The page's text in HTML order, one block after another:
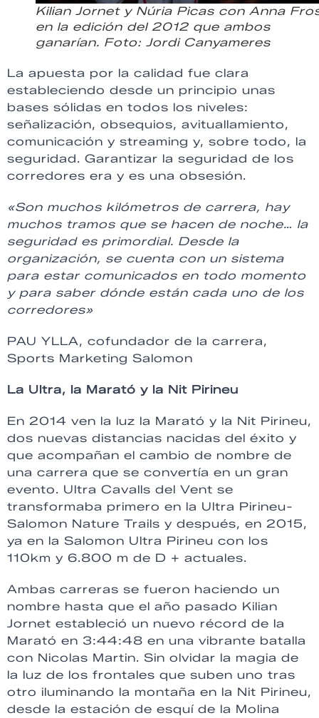
Kilian Jornet y Núria Picas con Anna
en la edición del 2012 que ambos
ganarían. Foto: Jordi Canyameres
La apuesta por la calidad fue clara
estableciendo desde un principio unas
bases sólidas en todos los niveles:
señalización, obsequios, avituallamiento,
comunicación y streaming y, sobre todo, la
seguridad. Garantizar la seguridad de los
corredores era y es una obsesión.
«Son muchos kilómetros de carrera, hay
muchos tramos que se hacen de noche… la
seguridad es primordial. Desde la
organización, se cuenta con un sistema
para estar comunicados en todo momento
y para saber dónde están cada uno de los
corredores»
PAU YLLA, cofundador de la carrera,
Sports Marketing Salomon
La Ultra, la Marató y la Nit Pirineu
En 2014 ven la luz la Marató y la Nit Pirineu,
dos nuevas distancias nacidas del éxito y
que acompañan el cambio de nombre de
una carrera que se convertía en un gran
evento. Ultra Cavalls del Vent se
transformaba primero en la Ultra Pirineu-
Salomon Nature Trails y después, en 2015,
ya en la Salomon Ultra Pirineu con los
110km y 6.800 m de D + actuales.
Ambas carreras se fueron haciendo un
nombre hasta que el año pasado Kilian
Jornet estableció un nuevo récord de la
Marató en 3:44:48 en una vibrante batalla
con Nicolas Martin. Sin olvidar la magia de
la luz de los frontales que suben uno tras
otro iluminando la montaña en la Nit Pirineu,
desde la estación de esquí de la Molina